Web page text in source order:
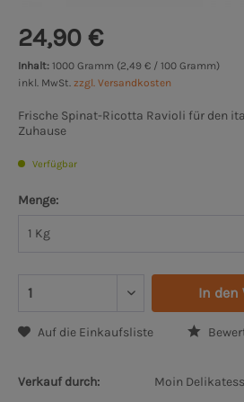
24,90 €
Inhalt: 1000 Gramm (2,49 € / 100 Gramm)
inkl. MwSt. zzgl. Versandkosten
Frische Spinat-Ricotta Ravioli für den italienischen Genuss
Zuhause
Verfügbar
Menge:
In den
Auf die Einkaufsliste
Verkauf durch: Moin